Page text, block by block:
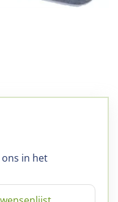
in het